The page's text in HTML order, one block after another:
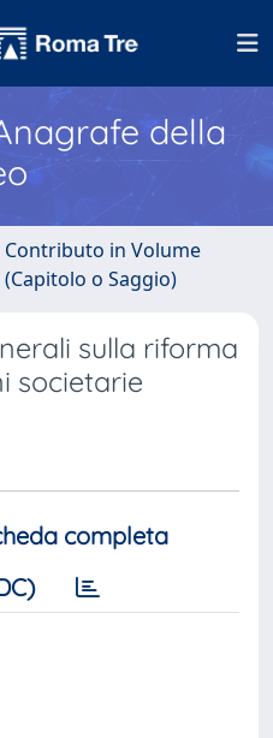
della
Contributo in Volume
o Saggio)
sulla riforma
societarie
completa